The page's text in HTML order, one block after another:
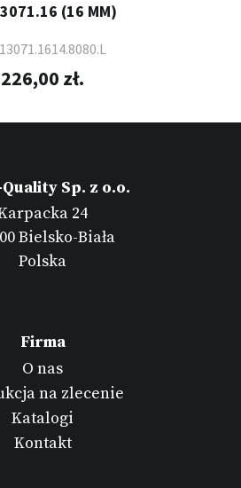
(16 MM)
226,00 zł.
Sp. z o.o.
24
Bielsko-Biała
Polska
Firma
O nas
na zlecenie
Katalogi
Kontakt